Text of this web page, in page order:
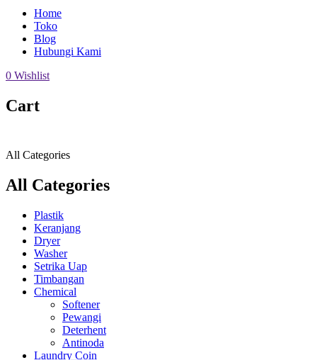
Home
Toko
Blog
Hubungi Kami
0 Wishlist
Cart
All Categories
All Categories
Plastik
Keranjang
Dryer
Washer
Setrika Uap
Timbangan
Chemical
Softener
Pewangi
Deterhent
Antinoda
Laundry Coin